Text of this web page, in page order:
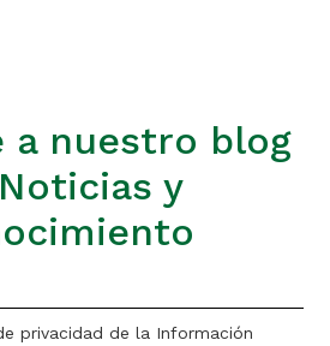
a nuestro blog
y
privacidad de la Información